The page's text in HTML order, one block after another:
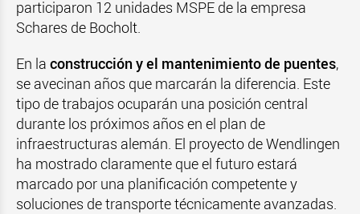
participaron 12 unidades MSPE de la empresa
Schares de Bocholt.
En la construcción y el mantenimiento de puentes,
se avecinan años que marcarán la diferencia. Este
tipo de trabajos ocuparán una posición central
durante los próximos años en el plan de
infraestructuras alemán. El proyecto de Wendlingen
ha mostrado claramente que el futuro estará
marcado por una planificación competente y
soluciones de transporte técnicamente avanzadas.